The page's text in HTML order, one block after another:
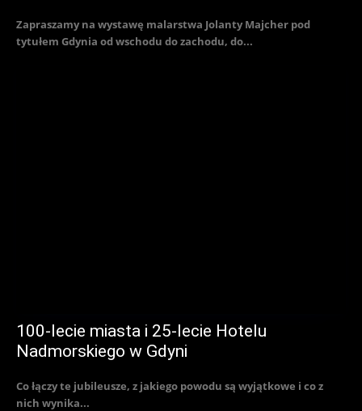
Zapraszamy na wystawę malarstwa Jolanty Majcher pod
tytułem Gdynia od wschodu do zachodu, do...
100-lecie miasta i 25-lecie Hotelu
Nadmorskiego w Gdyni
Co łączy te jubileusze, z jakiego powodu są wyjątkowe i co z
nich wynika...